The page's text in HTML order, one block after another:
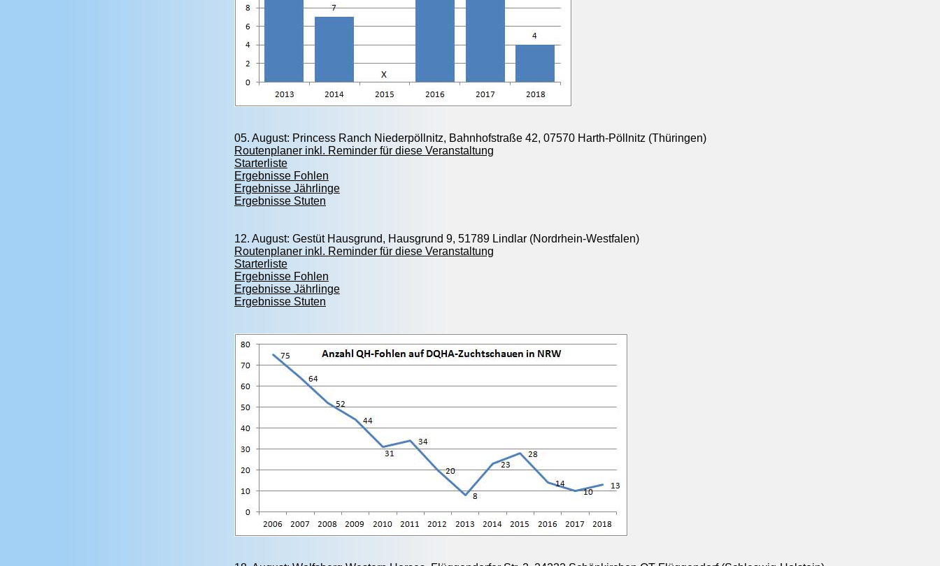
05. August: Princess Ranch Niederpöllnitz, Bahnhofstraße 42, 07570 Harth-Pöllnitz (Thüringen)
Routenplaner inkl. Reminder für diese Veranstaltung
Starterliste
Ergebnisse Fohlen
Ergebnisse Jährlinge
Ergebnisse Stuten
12. August: Gestüt Hausgrund, Hausgrund 9, 51789 Lindlar (Nordrhein-Westfalen)
Routenplaner inkl. Reminder für diese Veranstaltung
Starterliste
Ergebnisse Fohlen
Ergebnisse Jährlinge
Ergebnisse Stuten